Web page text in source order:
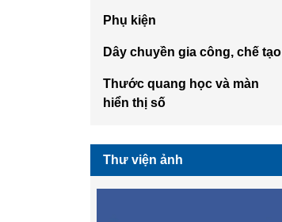
Phụ kiện
Dây chuyền gia công, chế tạo
Thước quang học và màn
hiển thị số
Thư viện ảnh